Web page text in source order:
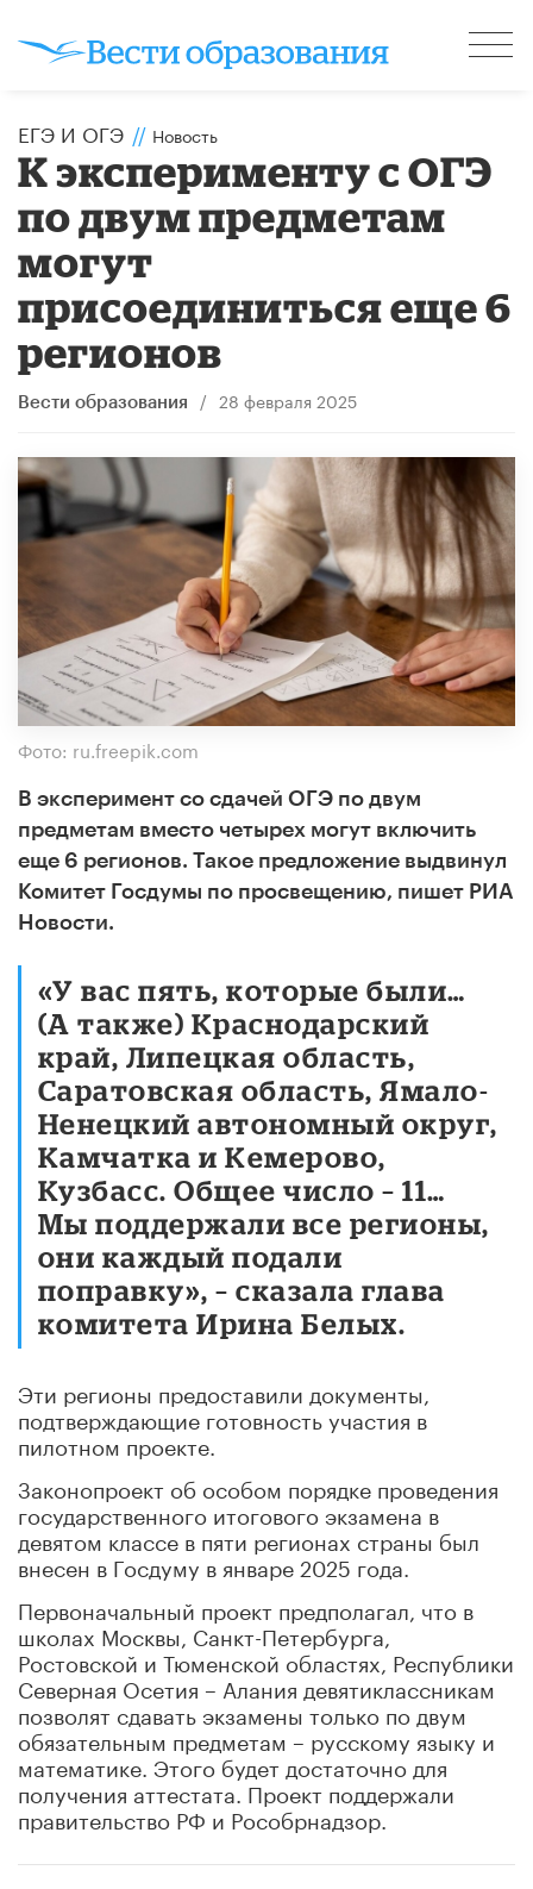
ЕГЭ И ОГЭ // Новость
К эксперименту с ОГЭ
по двум предметам
могут
присоединиться еще 6
регионов
Вести образования / 28 февраля 2025
Фото: ru.freepik.com
В эксперимент со сдачей ОГЭ по двум
предметам вместо четырех могут включить
еще 6 регионов. Такое предложение выдвинул
Комитет Госдумы по просвещению, пишет РИА
Новости.
«У вас пять, которые были…
(А также) Краснодарский
край, Липецкая область,
Саратовская область, Ямало-
Ненецкий автономный округ,
Камчатка и Кемерово,
Кузбасс. Общее число – 11…
Мы поддержали все регионы,
они каждый подали
поправку», – сказала глава
комитета Ирина Белых.
Эти регионы предоставили документы,
подтверждающие готовность участия в
пилотном проекте.
Законопроект об особом порядке проведения
государственного итогового экзамена в
девятом классе в пяти регионах страны был
внесен в Госдуму в январе 2025 года.
Первоначальный проект предполагал, что в
школах Москвы, Санкт-Петербурга,
Ростовской и Тюменской областях, Республики
Северная Осетия – Алания девятиклассникам
позволят сдавать экзамены только по двум
обязательным предметам – русскому языку и
математике. Этого будет достаточно для
получения аттестата. Проект поддержали
правительство РФ и Рособрнадзор.